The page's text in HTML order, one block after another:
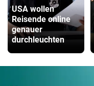
USA wollen
Reisende online
genauer
durchleuchten